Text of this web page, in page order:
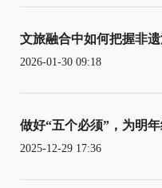
文旅融合中如何把握非
2026-01-30 09:18
做好“五个必须”，为明
2025-12-29 17:36